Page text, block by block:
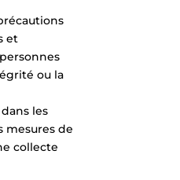
et
ou la
les
mesures de
collecte